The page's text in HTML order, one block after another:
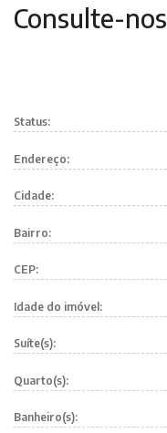
Consulte-nos
Status:
Endereço:
Cidade:
Bairro:
CEP:
Idade do imóvel:
Suíte(s):
Quarto(s):
Banheiro(s):